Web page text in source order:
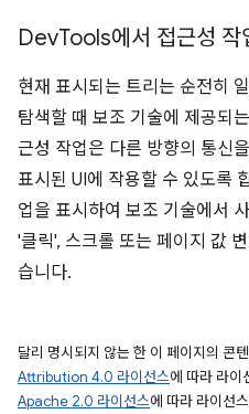
DevTools에서 접근성 작
현재 표시되는 트리는 순전히
탐색할 때 보조 기술에 제공되
근성 작업은 다른 방향의 통신
표시된 UI에 작용할 수 있도록
업을 표시하여 보조 기술에서
'클릭', 스크롤 또는 페이지 값
습니다.
달리 명시되지 않는 한 이 페이지의 콘
Attribution 4.0 라이선스에 따라 라이
Apache 2.0 라이선스에 따라 라이선